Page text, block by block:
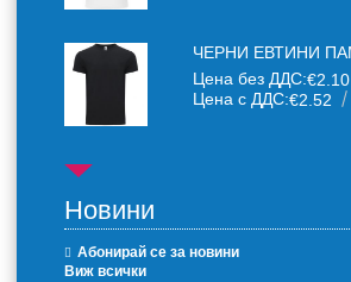
Цена без ДДС:€2.10
Цена с ДДС:€2.52
Новини
Абонирай се за новини
Виж всички